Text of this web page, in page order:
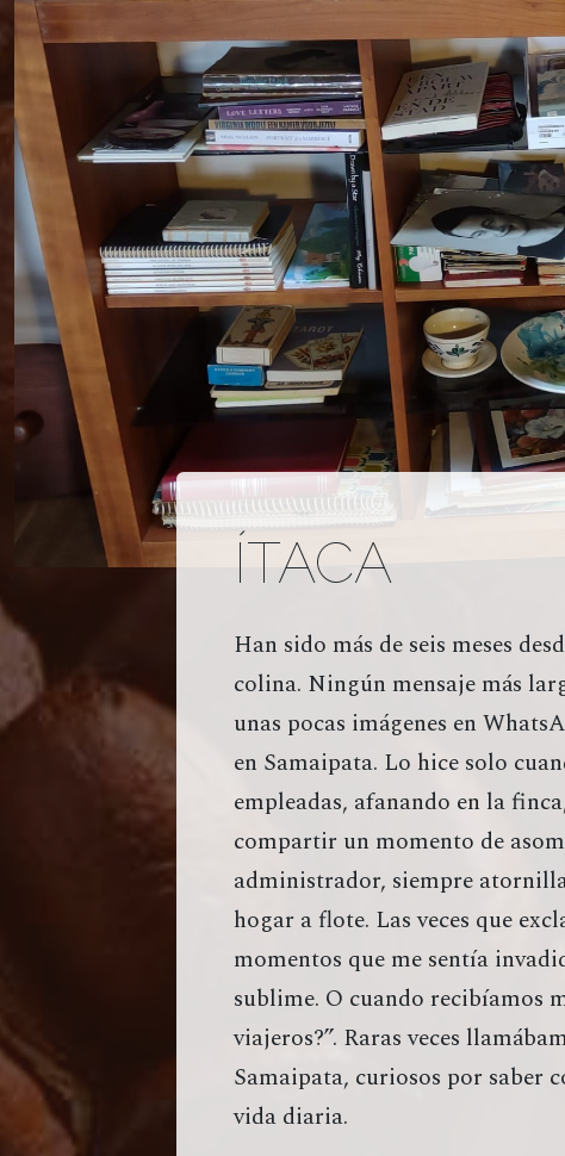
ÍTACA
Han sido más de seis meses
colina. Ningún mensaje más
unas pocas imágenes en
en Samaipata. Lo hice solo
empleadas, afanando en la
compartir un momento de
administrador, siempre
hogar a flote. Las veces que
momentos que me sentía
sublime. O cuando recibíamos
viajeros?”. Raras veces
Samaipata, curiosos por saber
vida diaria.